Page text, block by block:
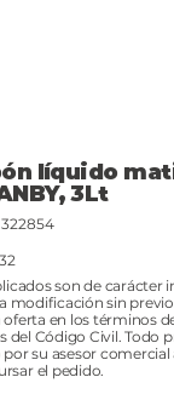
líquido
3Lt
SKU
322854
son de carácter
modificación sin
en los términos
del Código Civil. Todo
su asesor comercial
el pedido.